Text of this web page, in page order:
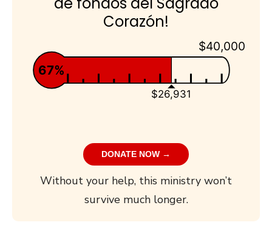
Corazón!
$40,000
$26,931
67%
DONATE NOW →
Without your help, this ministry won’t
survive much longer.